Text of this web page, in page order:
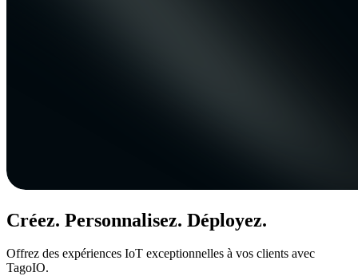
Créez. Personnalisez. Déployez.
Offrez des expériences IoT exceptionnelles à vos clients avec
TagoIO.